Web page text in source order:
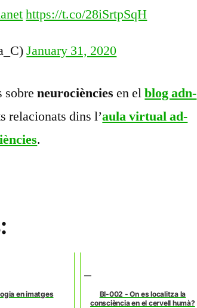
https://t.co/28iSrtpSqH
January 31, 2020
sobreneurociències en elblog adn-
relacionats dins l’aula virtual ad-
.
en imatges
BI-002 - On es localitza la
consciència en el cervell humà?